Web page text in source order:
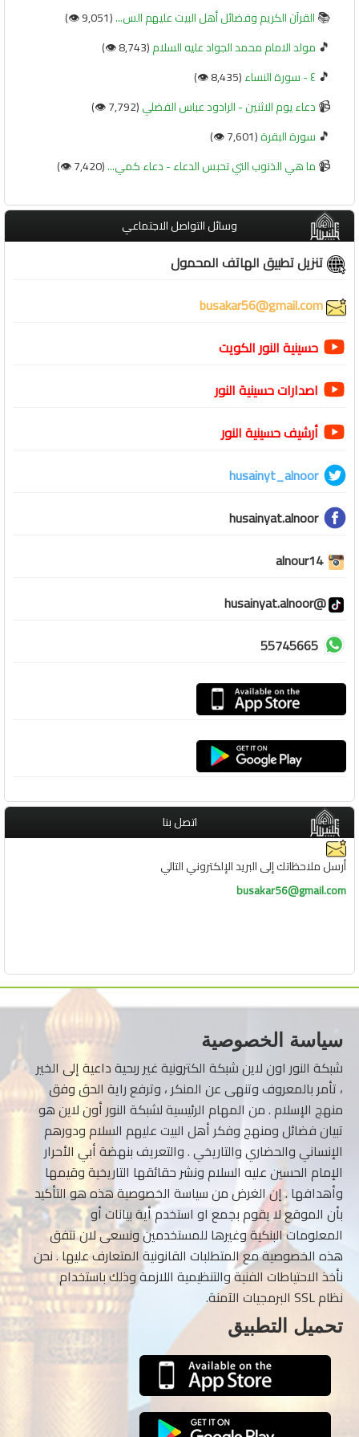
📚القرآن الكريم وفضائل أهل البيت عليهم الس...(9,051 👁️)
🎵 مولد الامام محمد الجواد عليه السلام(8,743 👁️)
🎵 ٤ - سورة النساء (8,435 👁️)
📹دعاء يوم الاثنين - الرادود عباس الفضلي(7,792 👁️)
🎵 سورة البقرة(7,601 👁️)
📹ما هي الذنوب التي تحبس الدعاء - دعاء كمي...(7,420 👁️)
وسائل التواصل الاجتماعي
تنزيل تطبيق الهاتف المحمول
حسينية النور الكويت
اصدارات حسينية النور
أرشيف حسينية النور
husainyt_alnoor
husainyat.alnoor
alnour14
@husainyat.alnoor
55745665
اتصل بنا
أرسل ملاحظاتك إلى البريد الإلكتروني التالي
busakar56@gmail.com
سياسة الخصوصية
شبكة النور اون لاين شبكة الكترونية غير ربحية داعية إلى الخير
، تأمر بالمعروف وتنهى عن المنكر ، وترفع راية الحق وفق
منهج الإسلام . من المهام الرئيسية لشبكة النور أون لاين هو
تبيان فضائل ومنهج وفكر أهل البيت عليهم السلام ودورهم
الإنساني والحضاري والتاريخي . والتعريف بنهضة أبي الأحرار
الإمام الحسين عليه السلام ونشر حقائقها التاريخية وقيمها
وأهدافها . إن الغرض من سياسة الخصوصية هذه هو التأكيد
بأن الموقع لا يقوم بجمع او استخدم أية بيانات أو
المعلومات البنكية وغيرها للمستخدمين ونسعى لان تتفق
هذه الخصوصية مع المتطلبات القانونية المتعارف عليها . نحن
نأخذ الاحتياطات الفنية والتنظيمية اللازمة وذلك باستخدام
نظام SSL البرمجيات الآمنة.
تحميل التطبيق